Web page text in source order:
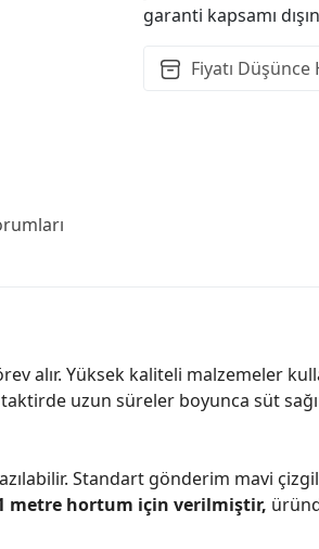
garanti kapsamı
Fiyatı
alır. Yüksek kaliteli malzemeler
uzun süreler boyunca süt
Standart gönderim mavi
metre hortum için verilmiştir,